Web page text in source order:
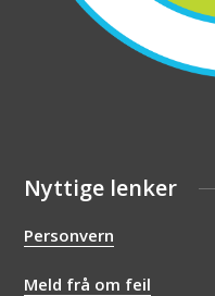
Nyttige lenker
Personvern
Meld frå om feil